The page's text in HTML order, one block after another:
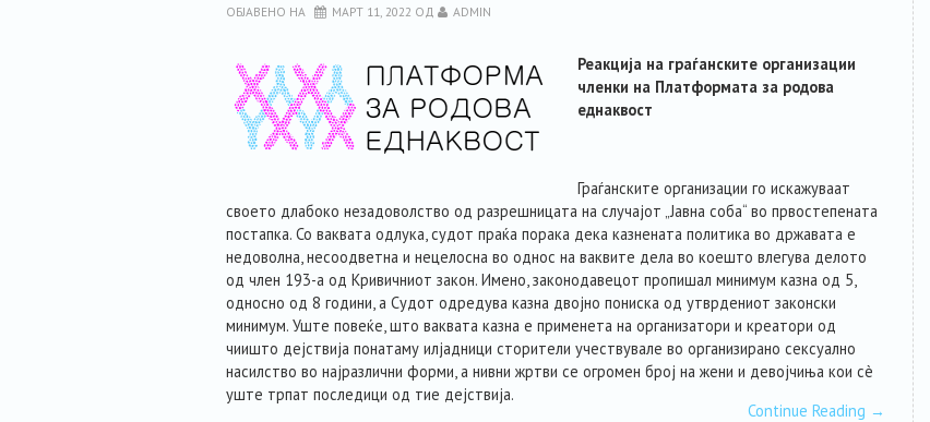
ОБЈАВЕНО НА МАРТ 11, 2022 ОД ADMIN
Реакција на граѓанските организации
членки на Платформата за родова
еднаквост
Граѓанските организации го искажуваат
своето длабоко незадоволство од разрешницата на случајот „Јавна соба“ во првостепената
постапка. Со ваквата одлука, судот праќа порака дека казнената политика во државата е
недоволна, несоодветна и нецелосна во однос на ваквите дела во коешто влегува делото
од член 193-а од Кривичниот закон. Имено, законодавецот пропишал минимум казна од 5,
односно од 8 години, а Судот одредува казна двојно пониска од утврдениот законски
минимум. Уште повеќе, што ваквата казна е применета на организатори и креатори од
чиишто дејствија понатаму илјадници сторители учествувале во организирано сексуално
насилство во најразлични форми, а нивни жртви се огромен број на жени и девојчиња кои сè
уште трпат последици од тие дејствија.
Continue Reading →